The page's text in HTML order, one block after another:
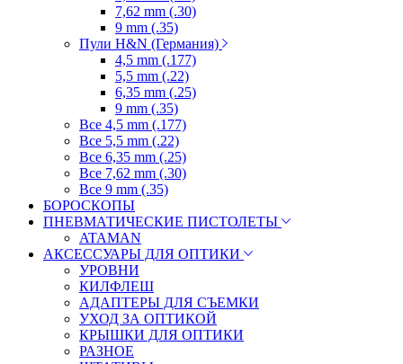
7,62 mm (.30)
9 mm (.35)
Пули H&N (Германия)
4,5 mm (.177)
5,5 mm (.22)
6,35 mm (.25)
9 mm (.35)
Все 4,5 mm (.177)
Все 5,5 mm (.22)
Все 6,35 mm (.25)
Все 7,62 mm (.30)
Все 9 mm (.35)
БОРОСКОПЫ
ПНЕВМАТИЧЕСКИЕ ПИСТОЛЕТЫ
ATAMAN
АКСЕССУАРЫ ДЛЯ ОПТИКИ
УРОВНИ
КИЛФЛЕШ
АДАПТЕРЫ ДЛЯ СЪЕМКИ
УХОД ЗА ОПТИКОЙ
КРЫШКИ ДЛЯ ОПТИКИ
РАЗНОЕ